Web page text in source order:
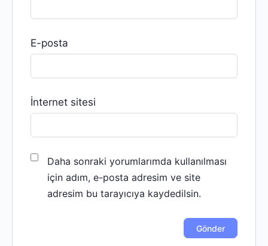
E-posta
İnternet sitesi
Daha sonraki yorumlarımda kullanılması
için adım, e-posta adresim ve site
adresim bu tarayıcıya kaydedilsin.